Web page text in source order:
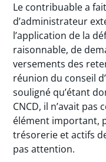
Le contribuable a
d’administrateur
l’application de la
raisonnable, de
versements des
réunion du conseil
souligné qu’étant
CNCD, il n’avait
élément important,
trésorerie et actifs
pas attention.